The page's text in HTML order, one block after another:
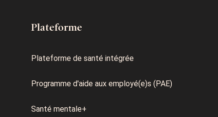
Plateforme
Plateforme de santé intégrée
Programme d'aide aux employé(e)s (PAE)
Santé mentale+